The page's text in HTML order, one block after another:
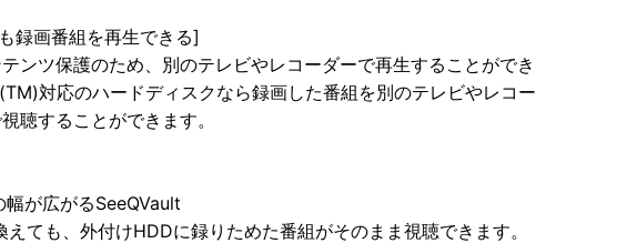
録画番組を再生できる]
ンツ保護のため、別のテレビやレコーダーで再生することができ
対応のハードディスクなら録画した番組を別のテレビやレコー
聴することができます。
が広がるSeeQVault
えても、外付けHDDに録りためた番組がそのまま視聴できます。